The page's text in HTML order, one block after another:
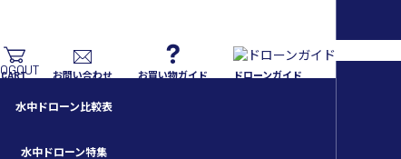
CART お問い合わせ お買い物ガイド ドローンガイド
水中ドローン比較表
水中ドローン特集